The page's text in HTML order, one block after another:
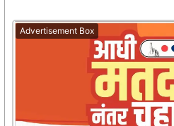
Advertisement Box